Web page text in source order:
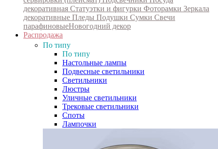
декоративная Статуэтки и фигурки Фоторамки Зеркала
декоративные Пледы Подушки Сумки Свечи
парафиновыеНовогодний декор
Распродажа
По типу
По типу
Настольные лампы
Подвесные светильники
Светильники
Люстры
Уличные светильники
Трековые светильники
Споты
Лампочки